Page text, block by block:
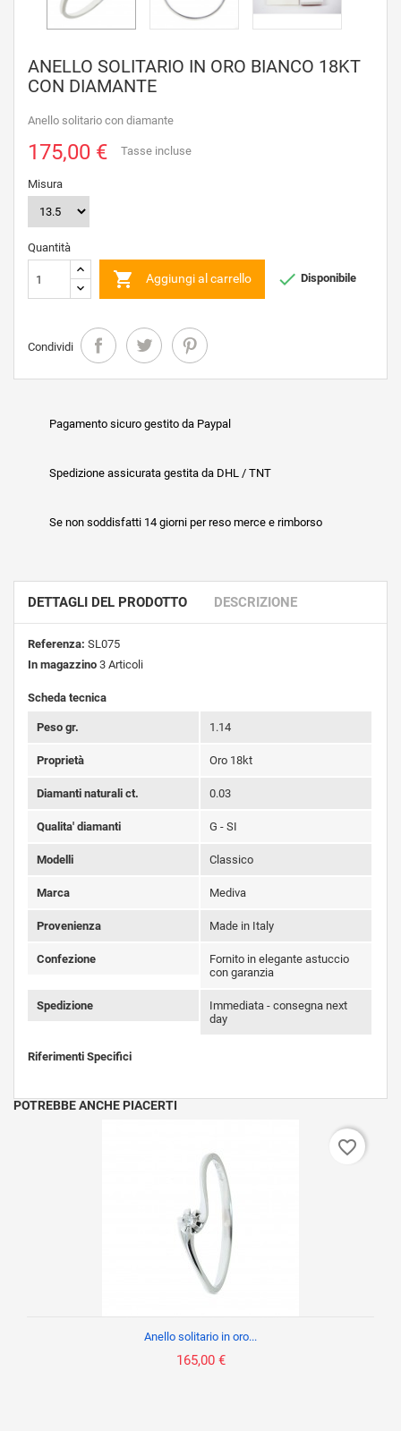
ANELLO SOLITARIO IN ORO BIANCO 18KT
CON DIAMANTE
Anello solitario con diamante
175,00 € Tasse incluse
Misura
Quantità
 Aggiungi al carrello  Disponibile
Condividi
Pagamento sicuro gestito da Paypal
Spedizione assicurata gestita da DHL / TNT
Se non soddisfatti 14 giorni per reso merce e rimborso
DETTAGLI DEL PRODOTTO DESCRIZIONE
Referenza: SL075
In magazzino 3 Articoli
Scheda tecnica
Peso gr. 1.14
Proprietà Oro 18kt
Diamanti naturali ct. 0.03
Qualita' diamanti G - SI
Modelli Classico
Marca Mediva
Provenienza Made in Italy
Confezione
Fornito in elegante astuccio
con garanzia
Spedizione
Immediata - consegna next
day
Riferimenti Specifici
POTREBBE ANCHE PIACERTI
Anello solitario in oro...
165,00 €
favorite_border